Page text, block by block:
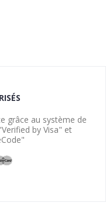
grâce au système de
by Visa" et